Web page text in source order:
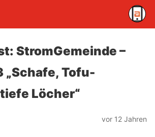
StromGemeinde –
„Schafe, Tofu-
Löcher“
vor 12 Jahren